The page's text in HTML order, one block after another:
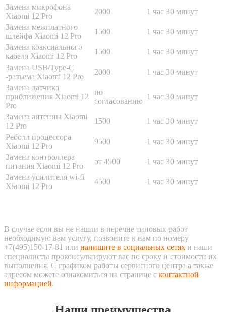
Замена микрофона
Xiaomi 12 Pro
2000
1 час 30 минут
Замена межплатного
шлейфа Xiaomi 12 Pro
1500
1 час 30 минут
Замена коаксиального
кабеля Xiaomi 12 Pro
1500
1 час 30 минут
Замена USB/Type-C
-разъема Xiaomi 12 Pro
2000
1 час 30 минут
Замена датчика
приближения Xiaomi 12
Pro
по
согласованию
1 час 30 минут
Замена антенны Xiaomi
12 Pro
1500
1 час 30 минут
Реболл процессора
Xiaomi 12 Pro
9500
1 час 30 минут
Замена контроллера
питания Xiaomi 12 Pro
от 4500
1 час 30 минут
Замена усилителя wi-fi
Xiaomi 12 Pro
4500 1 час 30 минут
В случае если вы не нашли в перечне типовых работ
необходимую вам услугу, позвоните к нам по номеру
+7(495)150-17-81 или напишите в социальных сетях и наши
специалисты проконсультируют вас по сроку и стоимости их
выполнения. С графиком работы сервисного центра а также
адресом можете ознакомиться на странице с контактной
информацией.